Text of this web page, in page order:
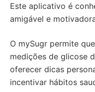
Este aplicativo é
amigável e
O mySugr permite
medições de glicose
oferecer dicas
incentivar hábitos